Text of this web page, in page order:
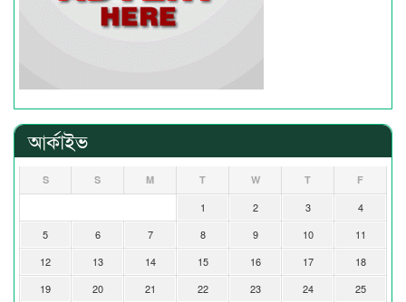
আর্কাইভ
S S M T W T F
1 2 3
4
5
6 7 8 9 10
11
12
13 14 15 16 17
18
19
20 21 22 23 24
25